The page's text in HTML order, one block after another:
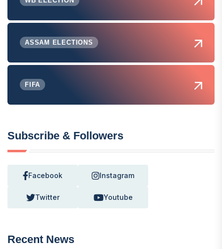
ASSAM ELECTIONS
FIFA
Subscribe & Followers
Facebook Instagram
Twitter Youtube
Recent News